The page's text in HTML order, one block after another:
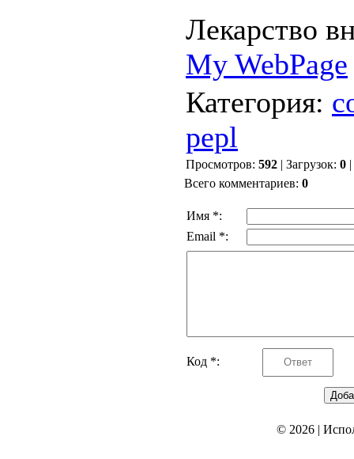
Лекарство
My WebPage
Категория:
pepl
Просмотров: 592 | Загрузок: 0 |
Всего комментариев: 0
Имя *:
Email *:
Код *:
© 2026|